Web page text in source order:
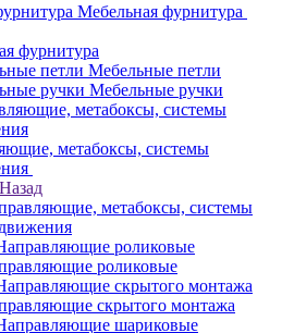
Мебельная фурнитура
фурнитура
Мебельные петли
Мебельные ручки
метабоксы, системы
Назад
метабоксы, системы
роликовые
скрытого монтажа